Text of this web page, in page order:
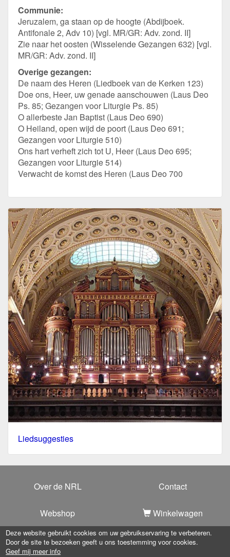
Communie:
Jeruzalem, ga staan op de hoogte (Abdijboek.
Antifonale 2, Adv 10) [vgl. MR/GR: Adv. zond. II]
Zie naar het oosten (Wisselende Gezangen 632) [vgl.
MR/GR: Adv. zond. II]
Overige gezangen:
De naam des Heren (Liedboek van de Kerken 123)
Doe ons, Heer, uw genade aanschouwen (Laus Deo
Ps. 85; Gezangen voor Liturgie Ps. 85)
O allerbeste Jan Baptist (Laus Deo 690)
O Heiland, open wijd de poort (Laus Deo 691;
Gezangen voor Liturgie 510)
Ons hart verheft zich tot U, Heer (Laus Deo 695;
Gezangen voor Liturgie 514)
Verwacht de komst des Heren (Laus Deo 700
Liedsuggesties
Over de NRL Contact
Webshop Winkelwagen
Copyright 2025 - Nationale Raad voor Liturgie-Privacy
Deze website gebruikt cookies om uw gebruikservaring te verbeteren.
Door de site te bezoeken geeft u ons toestemming voor cookies.
Geef mij meer info